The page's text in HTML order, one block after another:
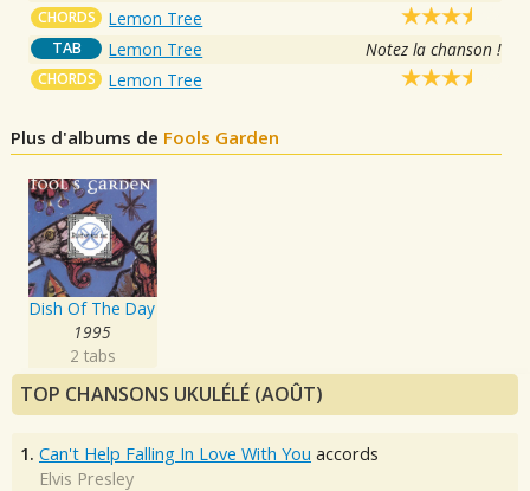
CHORDS Lemon Tree
TAB Lemon Tree Notez la chanson !
CHORDS Lemon Tree
Plus d'albums de Fools Garden
Dish Of The Day
1995
2 tabs
TOP CHANSONS UKULÉLÉ (AOÛT)
1. Can't Help Falling In Love With You accords
Elvis Presley